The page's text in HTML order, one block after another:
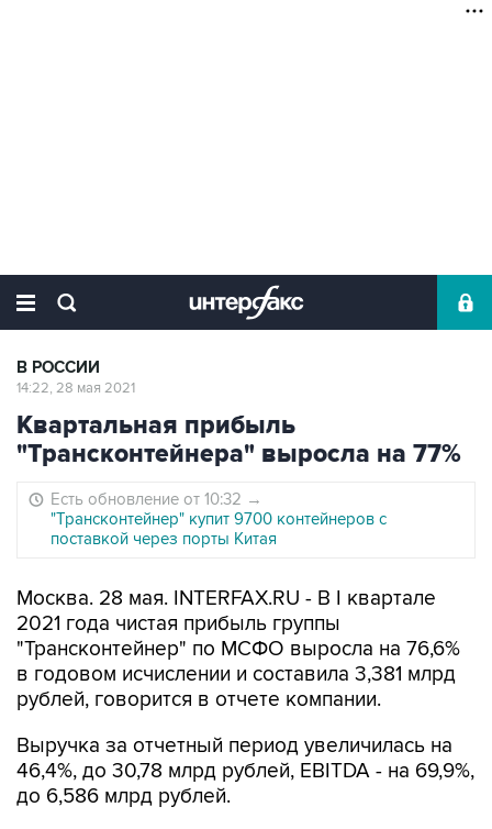
В РОССИИ
14:22, 28 мая 2021
Квартальная прибыль
"Трансконтейнера" выросла на 77%
Есть обновление от 10:32 →
"Трансконтейнер" купит 9700 контейнеров с
поставкой через порты Китая
Москва. 28 мая. INTERFAX.RU - В I квартале
2021 года чистая прибыль группы
"Трансконтейнер" по МСФО выросла на 76,6%
в годовом исчислении и составила 3,381 млрд
рублей, говорится в отчете компании.
Выручка за отчетный период увеличилась на
46,4%, до 30,78 млрд рублей, EBITDA - на 69,9%,
до 6,586 млрд рублей.